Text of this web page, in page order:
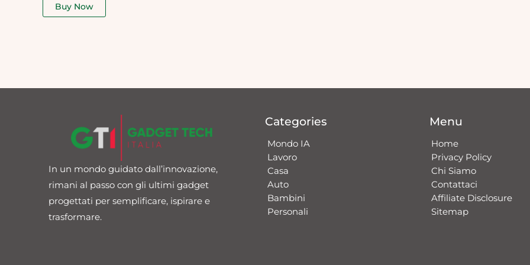
Buy Now
In un mondo guidato dall’innovazione,
rimani al passo con gli ultimi gadget
progettati per semplificare, ispirare e
trasformare.
Categories
Mondo IA
Lavoro
Casa
Auto
Bambini
Personali
Menu
Home
Privacy Policy
Chi Siamo
Contattaci​
Affiliate Disclosure
Sitemap